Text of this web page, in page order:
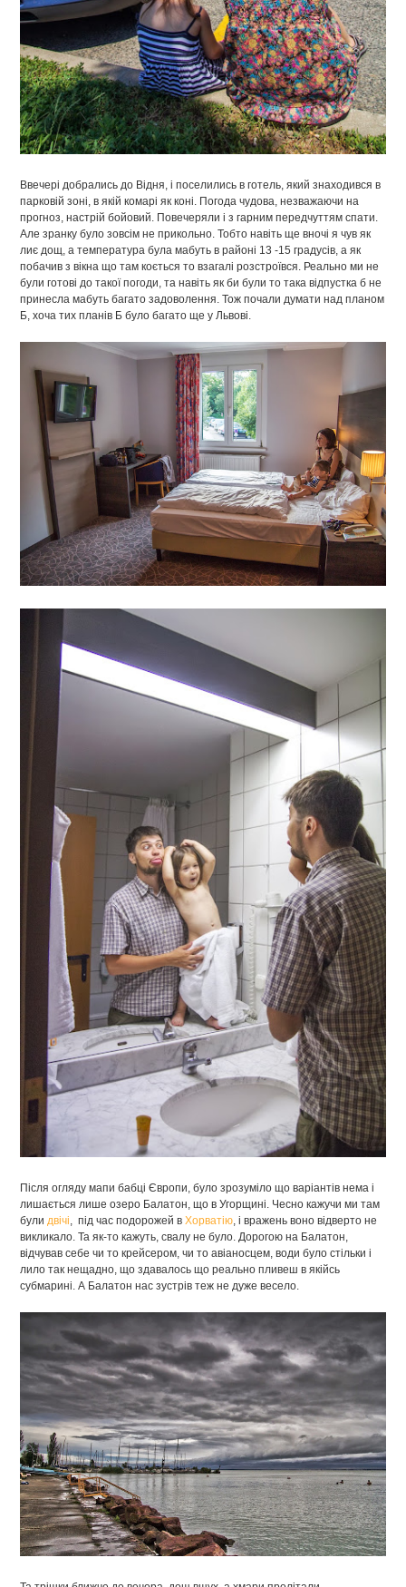
Ввечері добрались до Відня, і поселились в готель, який знаходився в
парковій зоні, в якій комарі як коні. Погода чудова, незважаючи на
прогноз, настрій бойовий. Повечеряли і з гарним передчуттям спати.
Але зранку було зовсім не прикольно. Тобто навіть ще вночі я чув як
лиє дощ, а температура була мабуть в районі 13 -15 градусів, а як
побачив з вікна що там коється то взагалі розстроївся. Реально ми не
були готові до такої погоди, та навіть як би були то така відпустка б не
принесла мабуть багато задоволення. Тож почали думати над планом
Б, хоча тих планів Б було багато ще у Львові.
Після огляду мапи бабці Європи, було зрозуміло що варіантів нема і
лишається лише озеро Балатон, що в Угорщині. Чесно кажучи ми там
були двічі , під час подорожей вХорватію , і вражень воно відверто не
викликало. Та як-то кажуть, свалу не було. Дорогою на Балатон,
відчував себе чи то крейсером, чи то авіаносцем, води було стільки і
лило так нещадно, що здавалось що реально пливеш в якійсь
субмарині. А Балатон нас зустрів теж не дуже весело.